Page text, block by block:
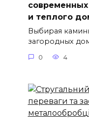
и теплого
Выбирая
загородных
0 4